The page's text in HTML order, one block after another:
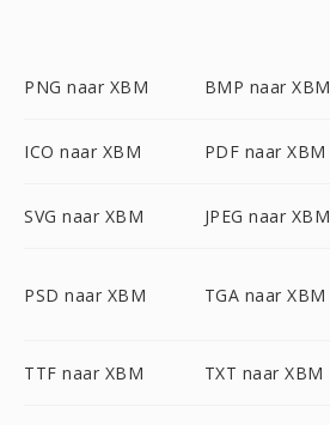
PNG naar XBM BMP naar XBM
ICO naar XBM PDF naar XBM
SVG naar XBM JPEG naar XBM
PSD naar XBM TGA naar XBM
TTF naar XBM TXT naar XBM